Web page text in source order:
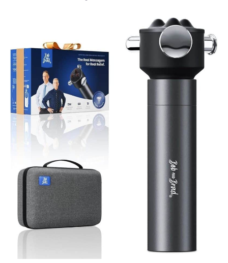
avec la lampe à panneau
LED de luminothérapie
rouge, n'hésitez pas à
nous contacter
librement, nous vous
offrirons le meilleur